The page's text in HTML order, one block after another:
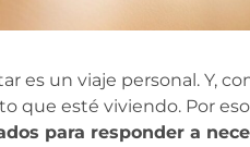
es un viaje personal. Y,
que esté viviendo. Por
para responder a